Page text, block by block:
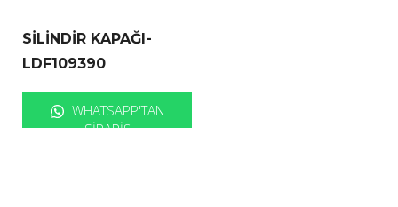
SİLİNDİR KAPAĞI-
LDF109390
WHATSAPP'TAN
SIPARIŞ